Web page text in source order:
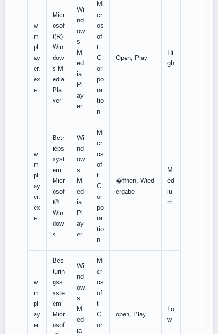
w
m
pl
ay
er.
ex
e
Micr
osof
t(R)
Win
dow
s M
edia
Pla
yer
Wi
nd
ow
s
M
ed
ia
Pl
ay
er
Mi
cr
os
of
t
C
or
po
ra
tio
n
Open, Play
Hi
gh
w
m
pl
ay
er.
ex
e
Betr
iebs
syst
em
Micr
osof
t®
Win
dow
s
Wi
nd
ow
s
M
ed
ia
Pl
ay
er
Mi
cr
os
of
t
C
or
po
ra
tio
n
�ffnen, Wied
ergabe
M
ed
iu
m
w
m
pl
ay
er.
Bes
turin
gss
yste
em
Micr
osof
Wi
nd
ow
s
M
ed
ia
Mi
cr
os
of
t
C
or
open, Play
Lo
w